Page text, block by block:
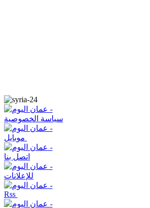
سياسة الخصوصية
اتصل بنا
للإعلانات
Rss